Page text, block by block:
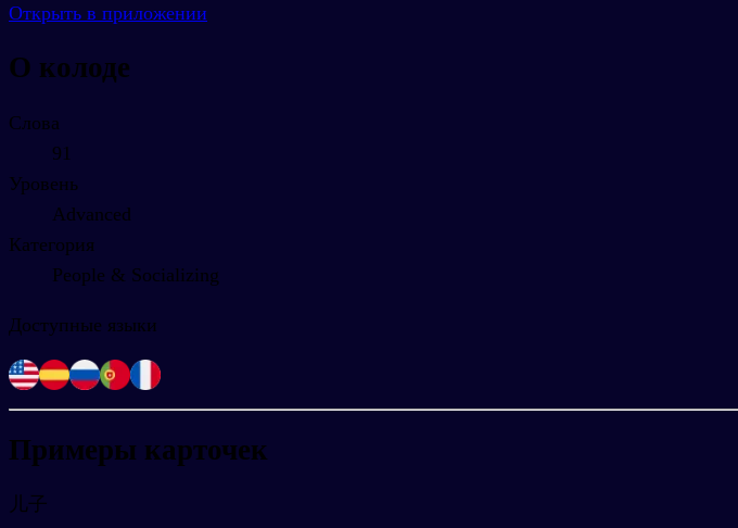
Открыть в приложении
О колоде
Слова
91
Уровень
Advanced
Категория
People & Socializing
Доступные языки
Примеры карточек
儿子